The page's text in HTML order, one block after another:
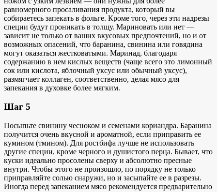
равномерного просаливания продукта, который вы
собираетесь запекать в фольге. Кроме того, через эти надрезы
специи будут проникать в толщу. Мариновать или нет —
зависит не только от ваших вкусовых предпочтений, но и от
возможных опасений, что баранина, свинина или говядина
могут оказаться жестковатыми. Маринад, благодаря
содержанию в нем кислых веществ (чаще всего это лимонный
сок или кислота, яблочный уксус или обычный уксус),
размягчает коллаген, соответственно, делая мясо для
запекания в духовке более мягким.
Шаг 5
Посыпьте свинину чесноком и семенами кориандра. Баранина
получится очень вкусной и ароматной, если приправить ее
кумином (тмином). Для ростбифа лучше не использовать
другие специи, кроме черного и душистого перца. Бывает, что
куски идеально просолены сверху и абсолютно пресные
внутри. Чтобы этого не произошло, по порядку не только
приправляйте солью снаружи, но и засыпайте ее в разрезы.
Иногда перед запеканием мясо рекомендуется предварительно